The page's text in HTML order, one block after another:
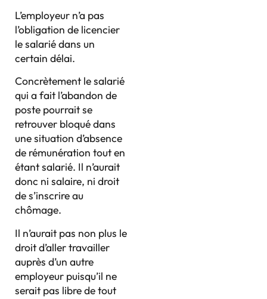
L’employeur n’a pas
l’obligation de licencier
le salarié dans un
certain délai.
Concrètement le salarié
qui a fait l’abandon de
poste pourrait se
retrouver bloqué dans
une situation d’absence
de rémunération tout en
étant salarié. Il n’aurait
donc ni salaire, ni droit
de s’inscrire au
chômage.
Il n’aurait pas non plus le
droit d’aller travailler
auprès d’un autre
employeur puisqu’il ne
serait pas libre de tout